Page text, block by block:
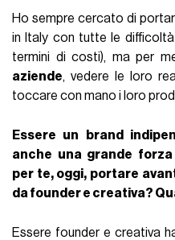
Ho sempre cercato di
in Italy con tutte le
termini di costi), ma per
aziende, vedere le loro
toccare con mano i loro
Essere un brand
anche una grande
per te, oggi, portare
da founder e creativa?
Essere founder e creativa